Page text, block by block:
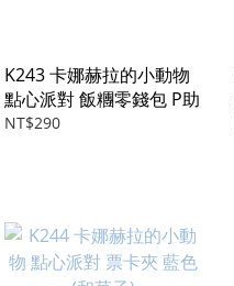
K243 卡娜赫拉的小動物
點心派對 飯糰零錢包 P助
NT$290